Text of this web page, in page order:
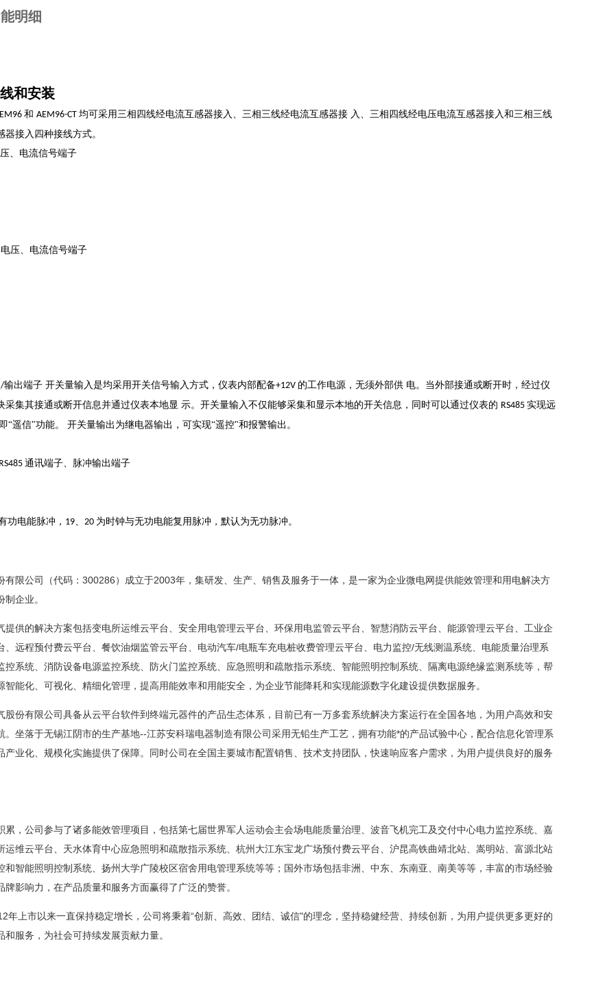
明细
和安装
和 AEM96-CT 均可采用三相四线经电流互感器接入、三相三线经电流互感器接 入、三相四线经电压电流互感器接入和三相三线
器接入四种接线方式。
、电流信号端子
电压、电流信号端子
/输出端子 开关量输入是均采用开关信号输入方式，仪表内部配备+12V 的工作电源，无须外部供 电。当外部接通或断开时，经过仪
采集其接通或断开信息并通过仪表本地显 示。开关量输入不仅能够采集和显示本地的开关信息，同时可以通过仪表的 RS485 实现远
“遥信"功能。 开关量输出为继电器输出，可实现“遥控"和报警输出。
RS485 通讯端子、脉冲输出端子
功电能脉冲， 19、 20 为时钟与无功电能复用脉冲，默认为无功脉冲。
有限公司（代码：300286）成立于2003年，集研发、生产、销售及服务于一体，是一家为企业微电网提供能效管理和用电解决方
企业。
的解决方案包括变电所运维云平台、安全用电管理云平台、环保用电监管云平台、智慧消防云平台、能源管理云平台、工业企
、远程预付费云平台、餐饮油烟监管云平台、电动汽车/电瓶车充电桩收费管理云平台、电力监控/无线测温系统、电能质量治理系
控系统、消防设备电源监控系统、防火门监控系统、应急照明和疏散指示系统、智能照明控制系统、隔离电源绝缘监测系统等，帮
智能化、可视化、精细化管理，提高用能效率和用能安全，为企业节能降耗和实现能源数字化建设提供数据服务。
有限公司具备从云平台软件到终端元器件的产品生态体系，目前已有一万多套系统解决方案运行在全国各地，为用户高效和安
。坐落于无锡江阴市的生产基地--江苏安科瑞电器制造有限公司采用无铅生产工艺，拥有功能*的产品试验中心，配合信息化管理系
产业化 、规模化实施提供了保障。同时公司在全国主要城市配置销售、技术支持团队，快速响应客户需求，为用户提供良好的服务
公司参与了诸多能效管理项目，包括第七届世界军人运动会主会场电能质量治理、波音飞机完工及交付中心电力监控系统、嘉
运维云平台、天水体育中心应急照明和疏散指示系统、杭州大江东宝龙广场预付费云平台、沪昆高铁曲靖北站、嵩明站、富源北站
和智能照明控制系统、扬州大学广陵校区宿舍用电管理系统等等；国外市场包括非洲、中东、东南亚、南美等等，丰富的市场经验
牌影响力，在产品质量和服务方面赢得了广泛的赞誉。
上市以来一直保持稳定增长，公司将秉着“创新、高效、团结、诚信"的理念，坚持稳健经营、持续创新，为用户提供更多更好的
和服务，为社会可持续发展贡献力量。